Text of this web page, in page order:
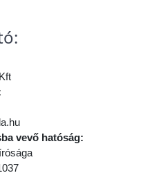
vevő hatóság: